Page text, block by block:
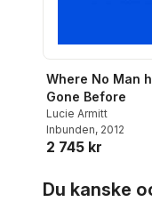
Where No Man
Gone Before
Lucie Armitt
Inbunden, 2012
2 745 kr
Du kanske